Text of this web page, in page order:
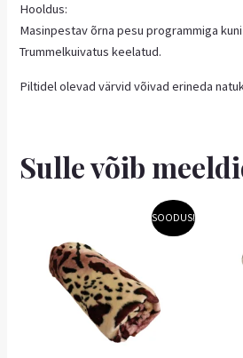
Hooldus:
Masinpestav õrna pesu programmiga kuni
Trummelkuivatus keelatud.
Piltidel olevad värvid võivad erineda
Sulle võib
SOODUS!
oli:
16,30 €.14,67 €.